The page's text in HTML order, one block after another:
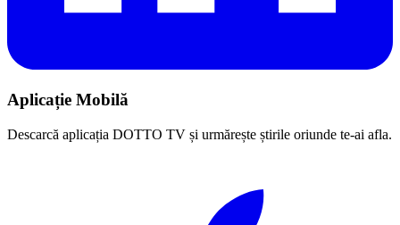
Aplicație Mobilă
Descarcă aplicația DOTTO TV și urmărește știrile oriunde te-ai afla.